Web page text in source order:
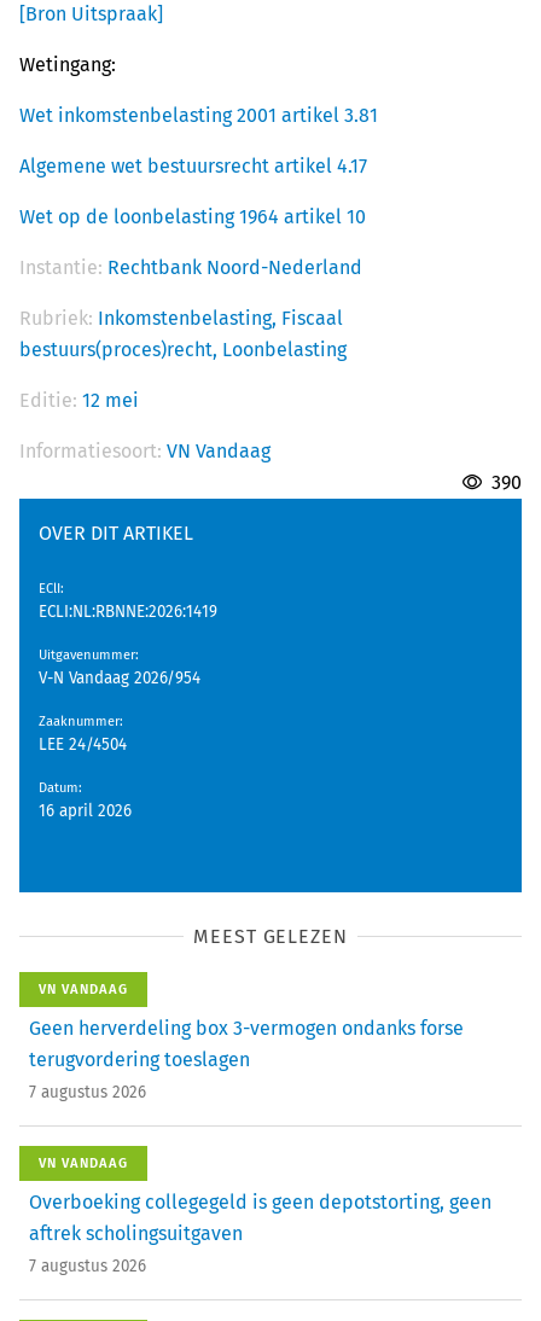
[Bron Uitspraak]
Wetingang:
Wet inkomstenbelasting 2001 artikel 3.81
Algemene wet bestuursrecht artikel 4.17
Wet op de loonbelasting 1964 artikel 10
Instantie: Rechtbank Noord-Nederland
Rubriek: Inkomstenbelasting, Fiscaal
bestuurs(proces)recht, Loonbelasting
Editie: 12 mei
Informatiesoort: VN Vandaag
390
OVER DIT ARTIKEL
EClI:
ECLI:NL:RBNNE:2026:1419
Uitgavenummer:
V-N Vandaag 2026/954
Zaaknummer:
LEE 24/4504
Datum:
16 april 2026
MEEST GELEZEN
VN VANDAAG
Geen herverdeling box 3-vermogen ondanks forse
terugvordering toeslagen
7 augustus 2026
VN VANDAAG
Overboeking collegegeld is geen depotstorting, geen
aftrek scholingsuitgaven
7 augustus 2026